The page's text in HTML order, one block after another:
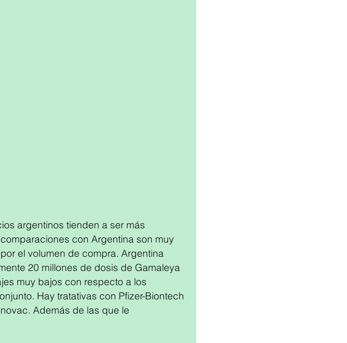
argentinos tienden a ser más
con Argentina son muy
el volumen de compra. Argentina
20 millones de dosis de Gamaleya
muy bajos con respecto a los
Hay tratativas con Pfizer-Biontech
Además de las que le